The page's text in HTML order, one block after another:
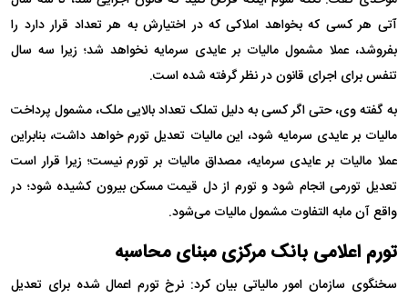
آتی هر کسی که بخواهد املاکی که در اختیارش به هر تعداد قرار دارد را
بفروشد، عملا مشمول مالیات بر عایدی سرمایه نخواهد شد؛ زیرا سه سال
تنفس برای اجرای قانون در نظر گرفته شده است.
به گفته وی، حتی اگر کسی به دلیل تملک تعداد بالایی ملک، مشمول پرداخت
مالیات بر عایدی سرمایه شود، این مالیات تعدیل تورم خواهد داشت، بنابراین
عملا مالیات بر عایدی سرمایه، مصداق مالیات بر تورم نیست؛ زیرا قرار است
تعدیل تورمی انجام شود و تورم از دل قیمت مسکن بیرون کشیده شود؛ در
واقع آن مابه التفاوت مشمول مالیات می‌شود.
تورم اعلامی بانک مرکزی مبنای محاسبه
سخنگوی سازمان امور مالیاتی بیان کرد: نرخ تورم اعمال شده برای تعدیل